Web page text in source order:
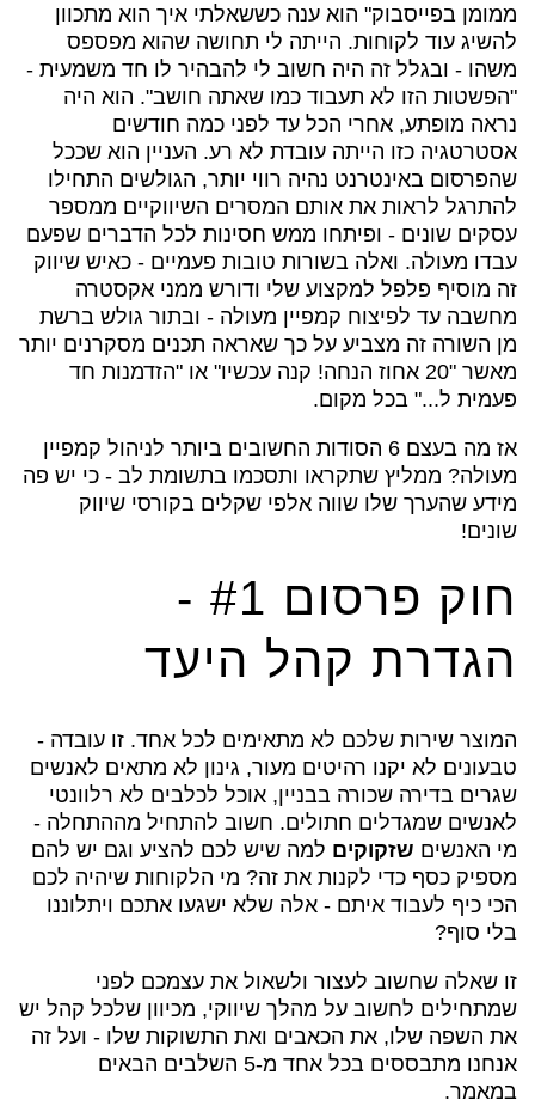
ממומן בפייסבוק" הוא ענה כששאלתי איך הוא מתכוון
להשיג עוד לקוחות. הייתה לי תחושה שהוא מפספס
משהו - ובגלל זה היה חשוב לי להבהיר לו חד משמעית -
"הפשטות הזו לא תעבוד כמו שאתה חושב". הוא היה
נראה מופתע, אחרי הכל עד לפני כמה חודשים
אסטרטגיה כזו הייתה עובדת לא רע. העניין הוא שככל
שהפרסום באינטרנט נהיה רווי יותר, הגולשים התחילו
להתרגל לראות את אותם המסרים השיווקיים ממספר
עסקים שונים - ופיתחו ממש חסינות לכל הדברים שפעם
עבדו מעולה. ואלה בשורות טובות פעמיים - כאיש שיווק
זה מוסיף פלפל למקצוע שלי ודורש ממני אקסטרה
מחשבה עד לפיצוח קמפיין מעולה - ובתור גולש ברשת
מן השורה זה מצביע על כך שאראה תכנים מסקרנים יותר
מאשר "20 אחוז הנחה! קנה עכשיו" או "הזדמנות חד
פעמית ל..." בכל מקום.
אז מה בעצם 6 הסודות החשובים ביותר לניהול קמפיין
מעולה? ממליץ שתקראו ותסכמו בתשומת לב - כי יש פה
מידע שהערך שלו שווה אלפי שקלים בקורסי שיווק
שונים!
חוק פרסום #1 -
הגדרת קהל היעד
המוצר שירות שלכם לא מתאימים לכל אחד. זו עובדה -
טבעונים לא יקנו רהיטים מעור, גינון לא מתאים לאנשים
שגרים בדירה שכורה בבניין, אוכל לכלבים לא רלוונטי
לאנשים שמגדלים חתולים. חשוב להתחיל מההתחלה -
מי האנשים שזקוקים למה שיש לכם להציע וגם יש להם
מספיק כסף כדי לקנות את זה? מי הלקוחות שיהיה לכם
הכי כיף לעבוד איתם - אלה שלא ישגעו אתכם ויתלוננו
בלי סוף?
זו שאלה שחשוב לעצור ולשאול את עצמכם לפני
שמתחילים לחשוב על מהלך שיווקי, מכיוון שלכל קהל יש
את השפה שלו, את הכאבים ואת התשוקות שלו - ועל זה
אנחנו מתבססים בכל אחד מ-5 השלבים הבאים
במאמר.